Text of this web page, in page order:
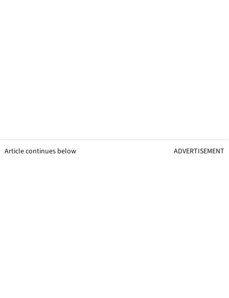
Article continues below ADVERTISEMENT